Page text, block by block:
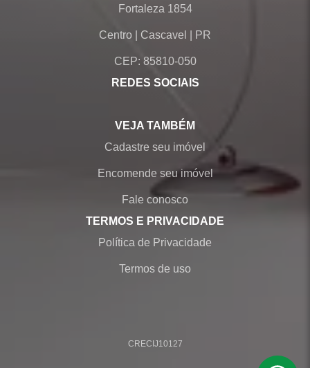
Fortaleza 1854
Centro Cascavel PR
CEP: 85810-050
REDES SOCIAIS
VEJA TAMBÉM
Cadastre seu imóvel
Encomende seu imóvel
Fale conosco
TERMOS E PRIVACIDADE
Política de Privacidade
Termos de uso
CRECIJ10127